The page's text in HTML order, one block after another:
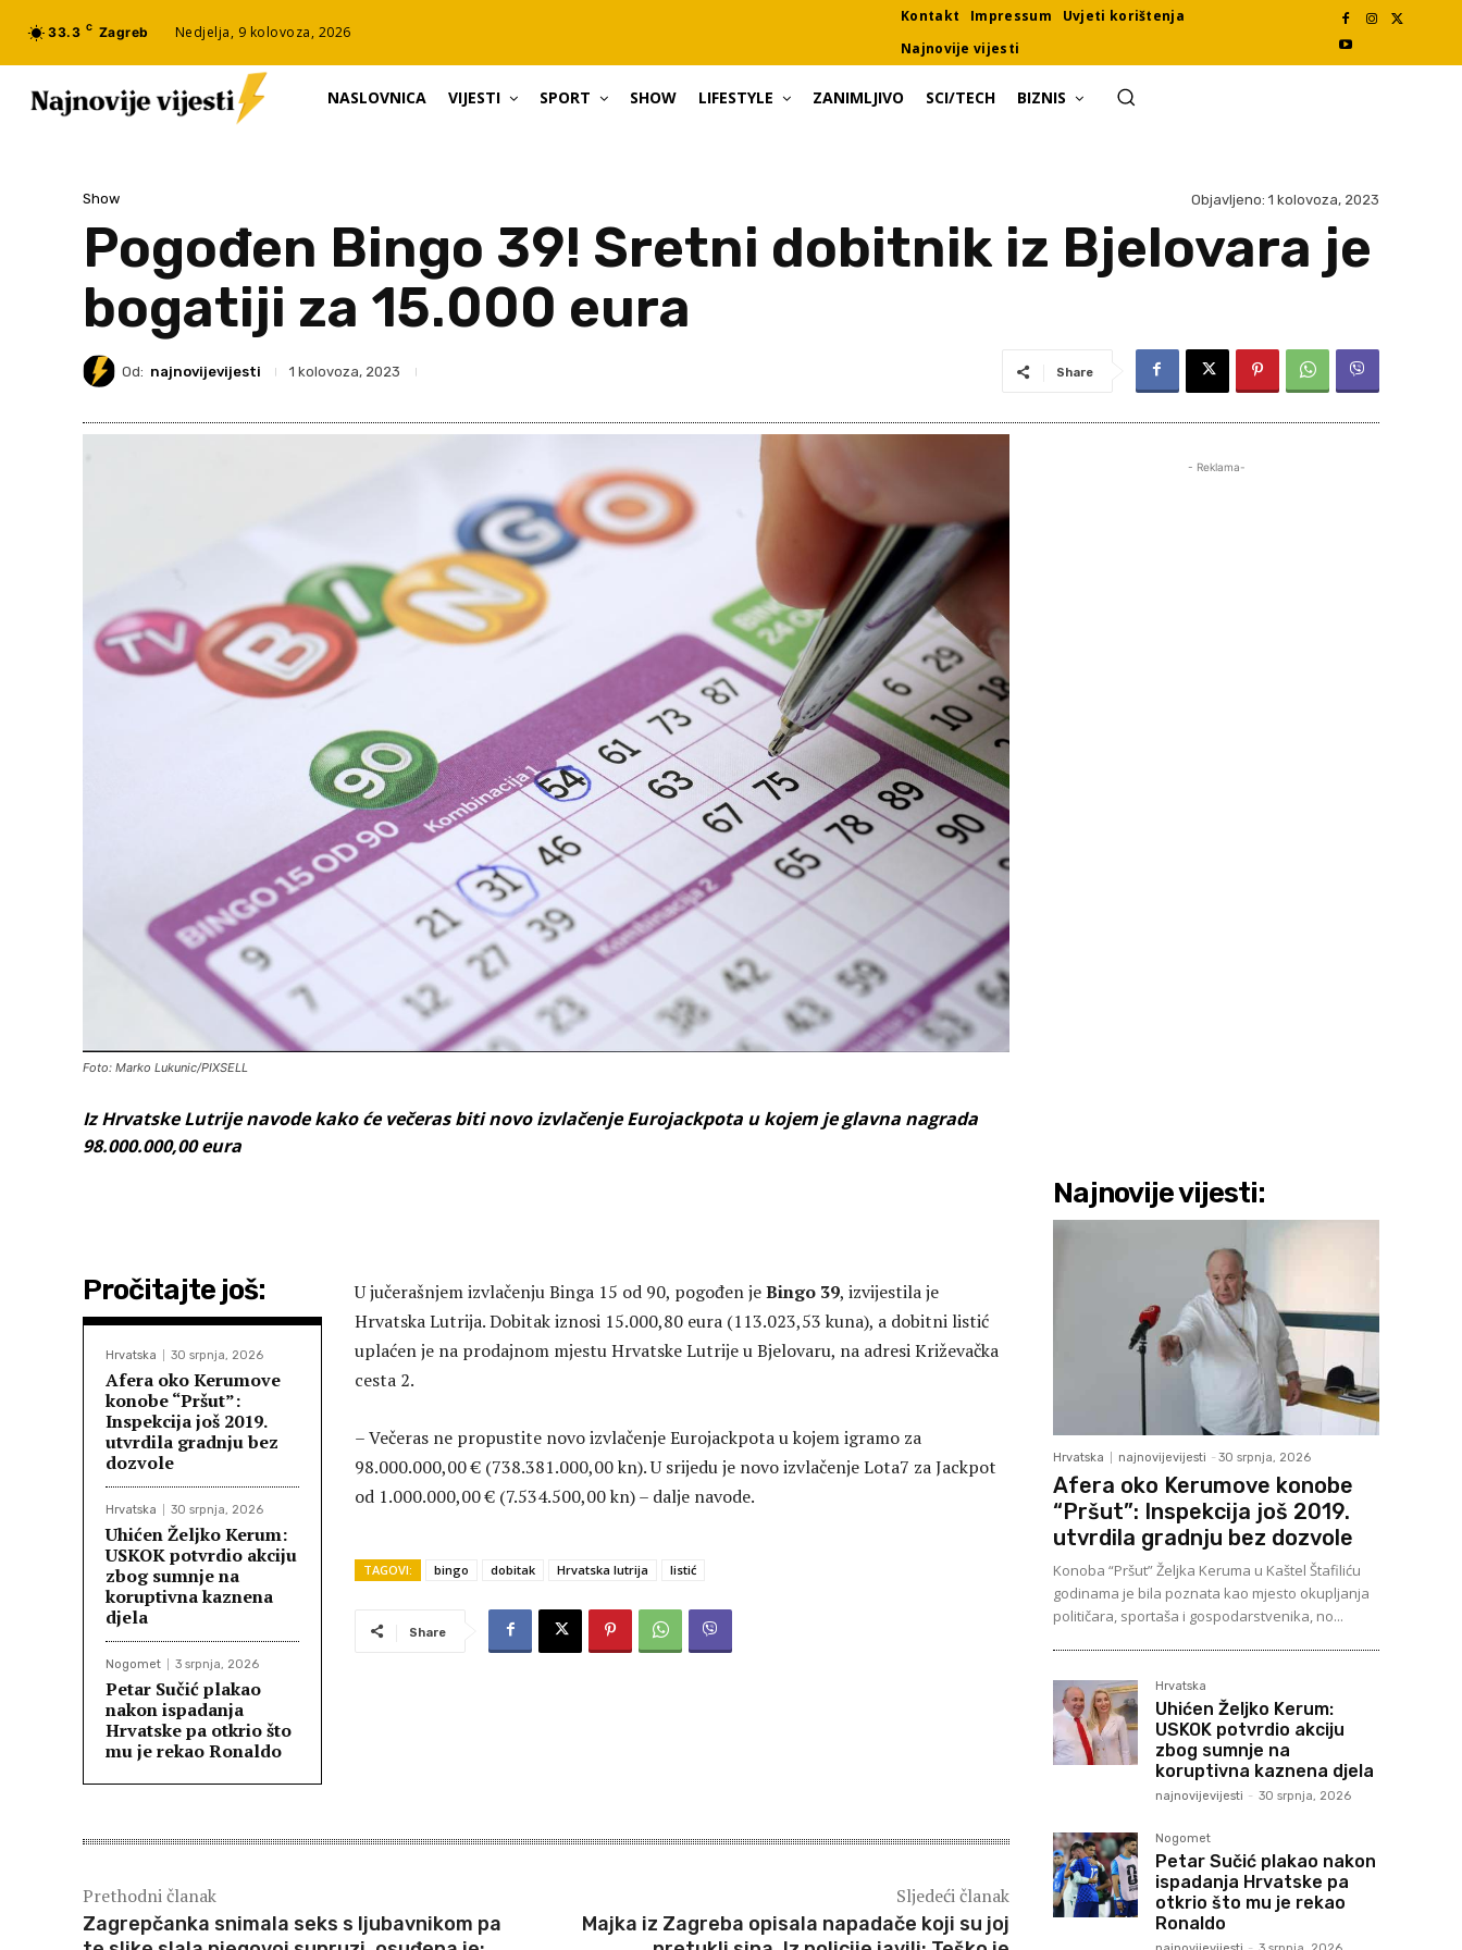
33.3 C Zagreb Nedjelja, 9 kolovoza, 2026
Kontakt Impressum
Uvjeti korištenja
Najnovije vijesti
NASLOVNICA VIJESTI SPORT SHOW LIFESTYLE ZANIMLJIVO SCI/TECH BIZNIS
Show Objavljeno: 1 kolovoza, 2023
Pogođen Bingo 39! Sretni dobitnik iz Bjelovara je
bogatiji za 15.000 eura
Od: najnovijevijesti 1 kolovoza, 2023 Share
Foto: Marko Lukunic/PIXSELL
Iz Hrvatske Lutrije navode kako će večeras biti novo izvlačenje Eurojackpota u kojem je glavna nagrada
98.000.000,00 eura
Pročitajte još:
Hrvatska 30 srpnja, 2026
Afera oko Kerumove
konobe “Pršut”:
Inspekcija još 2019.
utvrdila gradnju bez
dozvole
Hrvatska 30 srpnja, 2026
Uhićen Željko Kerum:
USKOK potvrdio akciju
zbog sumnje na
koruptivna kaznena
djela
Nogomet 3 srpnja, 2026
Petar Sučić plakao
nakon ispadanja
Hrvatske pa otkrio što
mu je rekao Ronaldo
U jučerašnjem izvlačenju Binga 15 od 90, pogođen jeBingo 39, izvijestila je
Hrvatska Lutrija. Dobitak iznosi 15.000,80 eura (113.023,53 kuna), a dobitni listić
uplaćen je na prodajnom mjestu Hrvatske Lutrije u Bjelovaru, na adresi Križevačka
cesta 2.
– Večeras ne propustite novo izvlačenje Eurojackpota u kojem igramo za
98.000.000,00 € (738.381.000,00 kn). U srijedu je novo izvlačenje Lota7 za Jackpot
od 1.000.000,00 € (7.534.500,00 kn) – dalje navode.
TAGOVI: bingo dobitak Hrvatska lutrija listić
Share
Prethodni članak
Zagrepčanka snimala seks s ljubavnikom pa
Sljedeći članak
Majka iz Zagreba opisala napadače koji su joj
- Reklama-
Najnovije vijesti:
Hrvatska najnovijevijesti - 30 srpnja, 2026
Afera oko Kerumove konobe
“Pršut”: Inspekcija još 2019.
utvrdila gradnju bez dozvole
Konoba “Pršut” Željka Keruma u Kaštel Štafiliću
godinama je bila poznata kao mjesto okupljanja
političara, sportaša i gospodarstvenika, no...
Hrvatska
Uhićen Željko Kerum:
USKOK potvrdio akciju
zbog sumnje na
koruptivna kaznena djela
najnovijevijesti - 30 srpnja, 2026
Nogomet
Petar Sučić plakao nakon
ispadanja Hrvatske pa
otkrio što mu je rekao
Ronaldo